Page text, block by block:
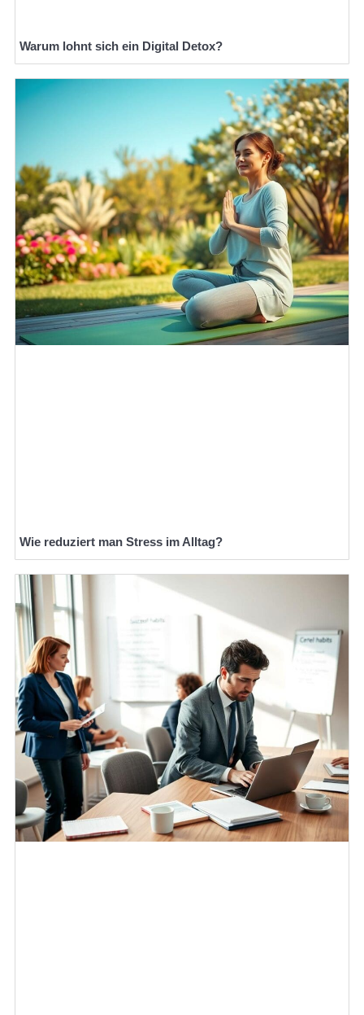
Warum lohnt sich ein Digital Detox?
Wie reduziert man Stress im Alltag?